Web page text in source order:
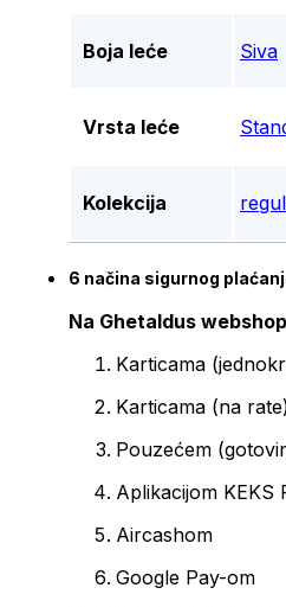
Boja leće Siva
Vrsta leće
Kolekcija
6 načina sigurnog
Na Ghetaldus
Karticama
Karticama (na
Pouzećem
Aplikacijom KEKS
Aircashom
Google Pay-om